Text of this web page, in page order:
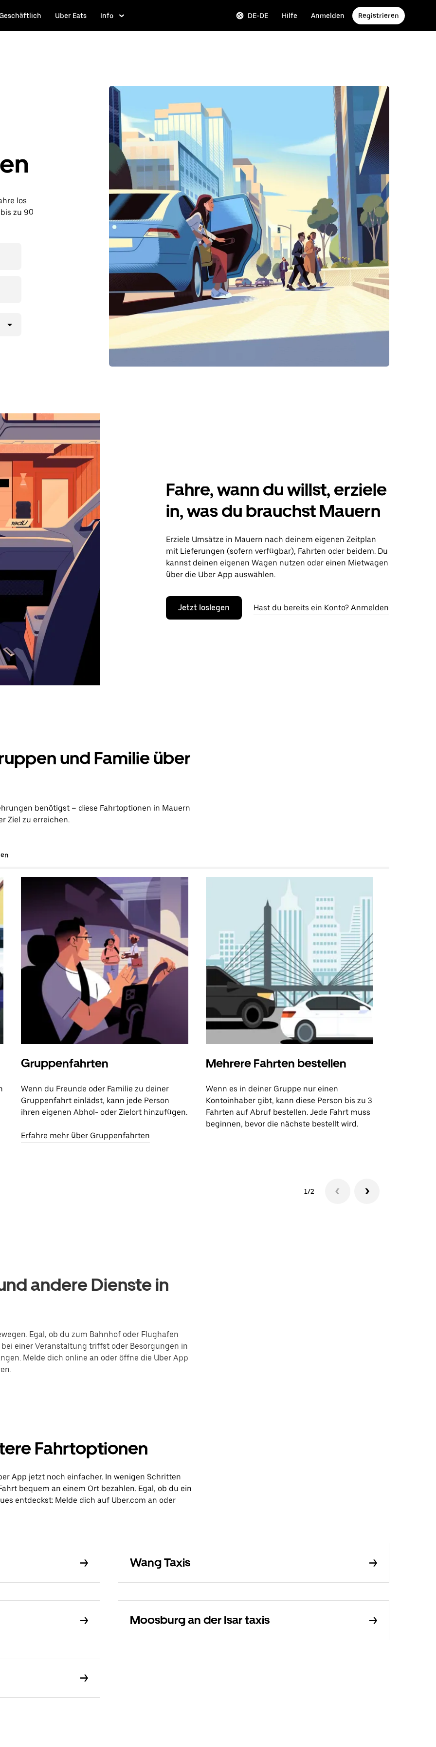
Uber Eats Info DE-DE Hilfe Anmelden Registrieren
los
zu 90
Fahre, wann du willst, erziele
in, was du brauchst Mauern
Erziele Umsätze in Mauern nach deinem eigenen Zeitplan
mit Lieferungen (sofern verfügbar), Fahrten oder beidem. Du
kannst deinen eigenen Wagen nutzen oder einen Mietwagen
über die Uber App auswählen.
Jetzt loslegen Hast du bereits ein Konto? Anmelden
und Familie über
benötigst – diese Fahrtoptionen in Mauern
Ziel zu erreichen.
Gruppenfahrten
Wenn du Freunde oder Familie zu deiner
Gruppenfahrt einlädst, kann jede Person
ihren eigenen Abhol- oder Zielort hinzufügen.
Erfahre mehr über Gruppenfahrten
Mehrere Fahrten bestellen
Wenn es in deiner Gruppe nur einen
Kontoinhaber gibt, kann diese Person bis zu 3
Fahrten auf Abruf bestellen. Jede Fahrt muss
beginnen, bevor die nächste bestellt wird.
1/2
andere Dienste in
Egal, ob du zum Bahnhof oder Flughafen
einer Veranstaltung triffst oder Besorgungen in
Melde dich online an oder öffne die Uber App
Fahrtoptionen
App jetzt noch einfacher. In wenigen Schritten
bequem an einem Ort bezahlen. Egal, ob du ein
entdeckst: Melde dich auf Uber.com an oder
Wang Taxis
Moosburg an der Isar taxis